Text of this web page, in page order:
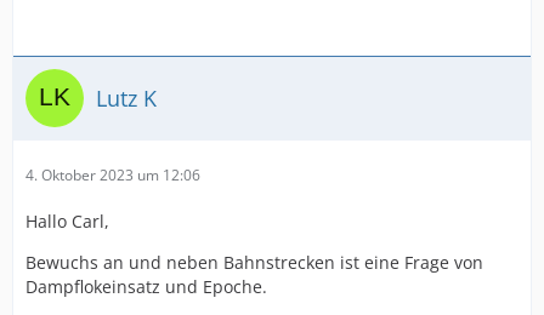
Lutz K
4. Oktober 2023 um 12:06
Hallo Carl,
Bewuchs an und neben Bahnstrecken ist eine Frage von
Dampflokeinsatz und Epoche.